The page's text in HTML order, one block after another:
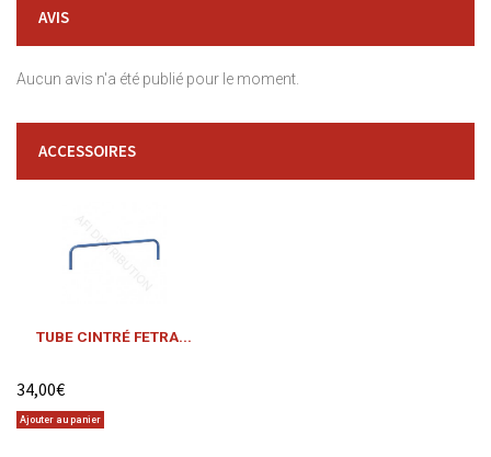
AVIS
Aucun avis n'a été publié pour le moment.
ACCESSOIRES
TUBE CINTRÉ FETRA...
34,00€
Ajouter au panier